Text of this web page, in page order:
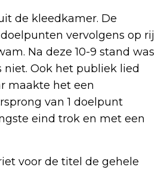
de kleedkamer. De
vervolgens op rij
Na deze 10-9 stand was
niet. Ook het publiek lied
maakte het een
van 1 doelpunt
eind trok en met een
voor de titel de gehele